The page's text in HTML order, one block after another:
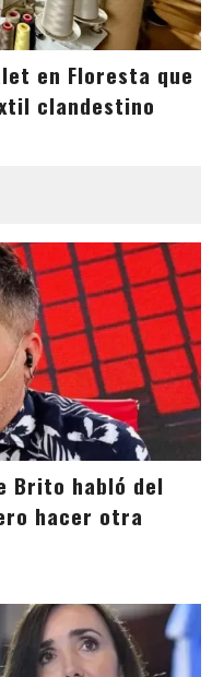
en Floresta que
clandestino
Brito habló del
hacer otra